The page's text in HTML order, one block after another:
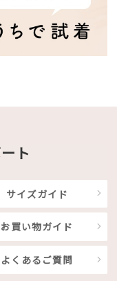
ト
サイズガイド
お買い物ガイド
よくあるご質問